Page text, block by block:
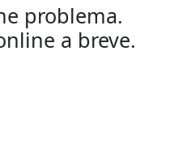
problema.
a breve.